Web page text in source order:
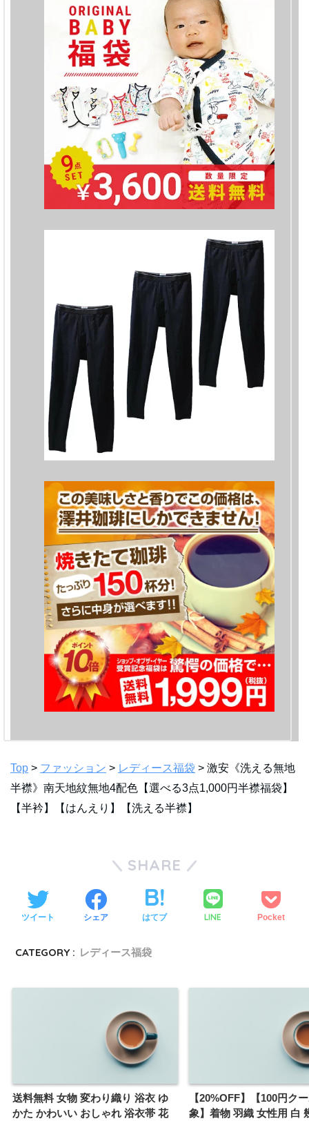
Top > ファッション > レディース福袋 > 激安《洗える無地
半襟》南天地紋無地4配色【選べる3点1,000円半襟福袋】
【半衿】【はんえり】【洗える半襟】
SHARE
ツイート シェア はてブ LINE Pocket
CATEGORY : レディース福袋
送料無料 女物 変わり織り 浴衣 ゆ
かた かわいい おしゃれ 浴衣帯 花
【20%OFF】【100円ク
象】着物 羽織 女性用 白